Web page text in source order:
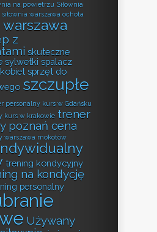
na powietrzu Siłownia
siłownia warszawa ochota
warszawa
z
skuteczne
sylwetki spalacz
sprzęt do
szczupłe
personalny kurs w Gdańsku
kurs w krakowie trener
poznań cena
warszawa mokotów
trening kondycyjny
na kondycję
personalny
Używany